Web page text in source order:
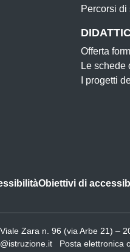
Percorsi di
Offerta
Le schede
I progetti
Obiettivi di
Viale Zara n. 96 (via Arbe 21) –
Posta elettronica